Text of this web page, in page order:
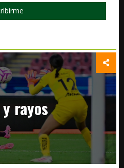
rayos